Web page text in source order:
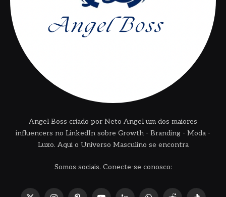
Angel Boss criado por Neto Angel um dos maiores
influencers no LinkedIn sobre Growth - Branding - Moda -
Luxo. Aqui o Universo Masculino se encontra
Somos sociais. Conecte-se conosco: